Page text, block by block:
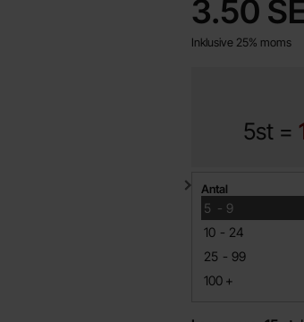
pris
3.50
Inklusive 25% moms
5st =
Mängdrabatt
Antal
5 -
till 9
10 -
till 24
25 -
till 99
100 +
till